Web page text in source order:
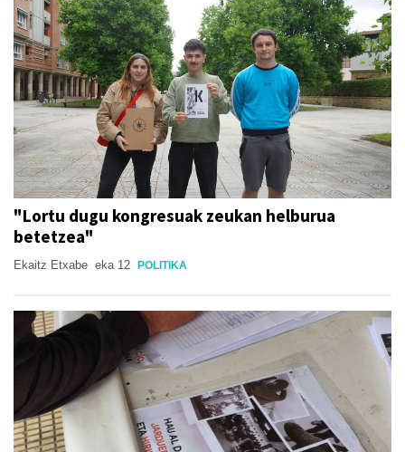
"Lortu dugu kongresuak zeukan helburua
betetzea"
Ekaitz Etxabe eka 12 POLITIKA